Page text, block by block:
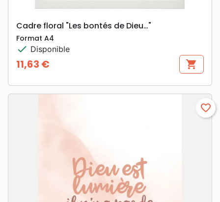
Cadre floral "Les bontés de Dieu…"
Format A4
check Disponible
Prix
11,63 € shopping_cart
favorite_border